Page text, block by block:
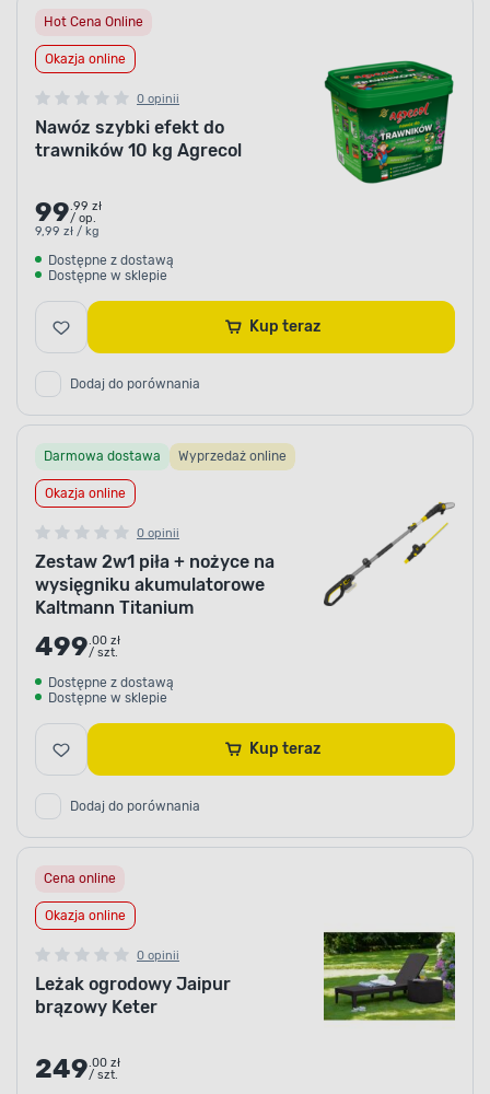
Hot Cena Online
Okazja online
0 opinii
Nawóz szybki efekt do
trawników 10 kg Agrecol
99.99 zł
/ op.
9,99 zł / kg
Dostępne z dostawą
Dostępne w sklepie
Kup teraz
Dodaj do porównania
Darmowa dostawa Wyprzedaż online
Okazja online
0 opinii
Zestaw 2w1 piła + nożyce na
wysięgniku akumulatorowe
Kaltmann Titanium
499.00 zł
/ szt.
Dostępne z dostawą
Dostępne w sklepie
Kup teraz
Dodaj do porównania
Cena online
Okazja online
0 opinii
Leżak ogrodowy Jaipur
brązowy Keter
249.00 zł
/ szt.